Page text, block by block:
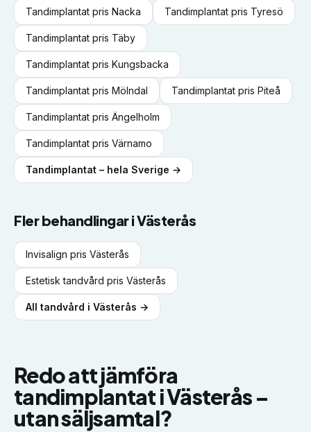
Tandimplantat pris Nacka Tandimplantat pris Tyresö
Tandimplantat pris Täby
Tandimplantat pris Kungsbacka
Tandimplantat pris Mölndal Tandimplantat pris Piteå
Tandimplantat pris Ängelholm
Tandimplantat pris Värnamo
Tandimplantat – hela Sverige →
Fler behandlingar iVästerås
Invisalign pris Västerås
Estetisk tandvård pris Västerås
All tandvård i Västerås →
Redo att jämföra
tandimplantatiVästerås–
utan säljsamtal?